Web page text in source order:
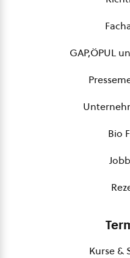
GAP,ÖPUL
Bio
Kurse &